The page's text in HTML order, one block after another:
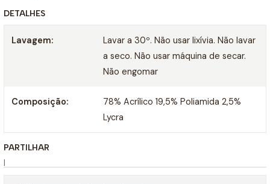
DETALHES
Lavagem:
Lavar a 30º. Não usar lixívia. Não lavar
a seco. Não usar máquina de secar.
Não engomar
Composição:
78% Acrílico 19,5% Poliamida 2,5%
Lycra
PARTILHAR
|